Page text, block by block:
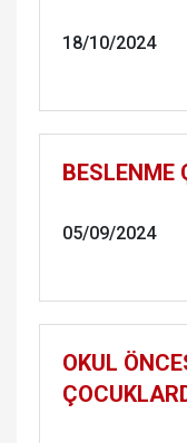
18/10/2024
BESLENME
05/09/2024
OKUL